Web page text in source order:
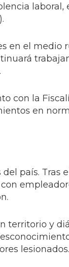
laboral,
en el medio
con la
en
país. Tras
territorio y
lesionados.